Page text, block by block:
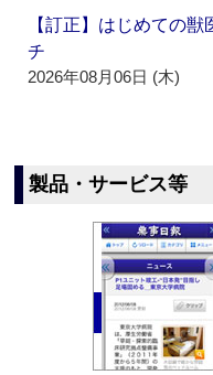
【訂正】はじめての
チ
2026年08月06日 (木)
製品・サービス等